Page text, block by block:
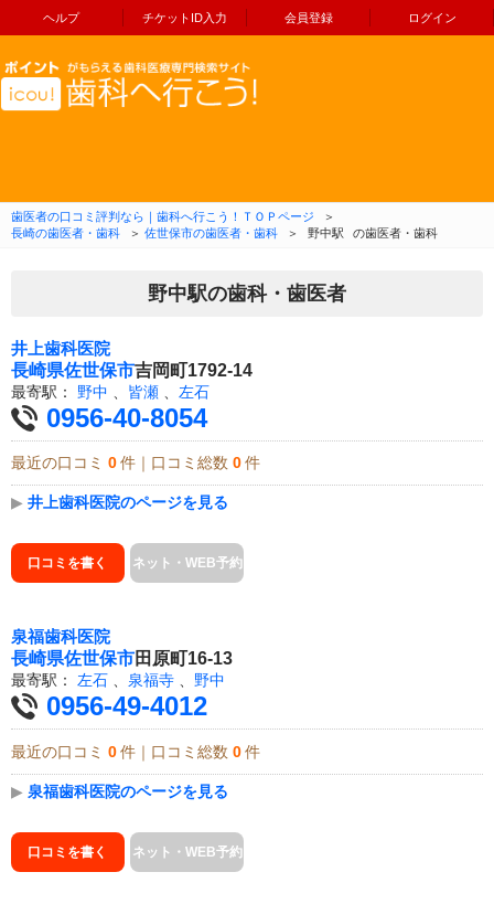
ヘルプ チケットID入力 会員登録 ログイン
コンテンツへ移動
歯医者の口コミ評判なら｜歯科へ行こう！ＴＯＰページ
＞
長崎の歯医者・歯科
＞ 佐世保市の歯医者・歯科 ＞ 野中駅 の歯医者・歯科
野中駅の歯科・歯医者
井上歯科医院
長崎県佐世保市吉岡町1792-14
最寄駅： 野中 皆瀬 左石
0956-40-8054
最近の口コミ 0 件｜口コミ総数 0 件
▶ 井上歯科医院のページを見る
口コミを書く ネット・WEB予約
泉福歯科医院
長崎県佐世保市田原町16-13
最寄駅： 左石 、 泉福寺 、 野中
0956-49-4012
最近の口コミ 0 件｜口コミ総数 0 件
▶ 泉福歯科医院のページを見る
口コミを書く ネット・WEB予約